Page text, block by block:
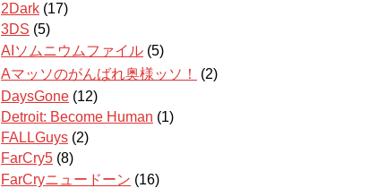
2Dark (17)
3DS (5)
AIソムニウムファイル (5)
Aマッソのがんばれ奥様ッソ！
(2)
DaysGone (12)
Detroit: Become Human (1)
FALLGuys (2)
FarCry5 (8)
FarCryニュードーン (16)